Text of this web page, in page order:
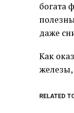
богата
даже
Как
железы,
RELATED